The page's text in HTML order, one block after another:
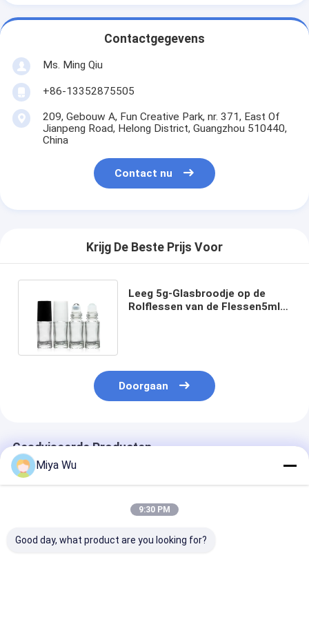
Contactgegevens
Ms. Ming Qiu
+86-13352875505
209, Gebouw A, Fun Creative Park, nr. 371, East Of
Jianpeng Road, Helong District, Guangzhou 510440,
China
Contact nu
Krijg De Beste Prijs Voor
Leeg 5g-Glasbroodje op de
Rolflessen van de Flessen5ml
Doorgaan
Geadviseerde Producten
Miya Wu
9:30 PM
Good day, what product are you looking for?